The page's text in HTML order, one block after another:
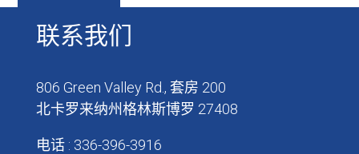
联系我们
806 Green Valley Rd., 套房 200
北卡罗来纳州格林斯博罗 27408
电话 : 336-396-3916